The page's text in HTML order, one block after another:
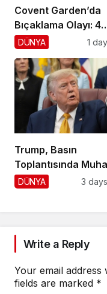
Covent Garden’da
Bıçaklama Olayı: 4
Yaralı, 1 Gözaltı
DÜNYA 1
Trump, Basın
Toplantısında
Fena Yerden Aldı
DÜNYA 3
Write a Reply
Your email address
fields are marked *